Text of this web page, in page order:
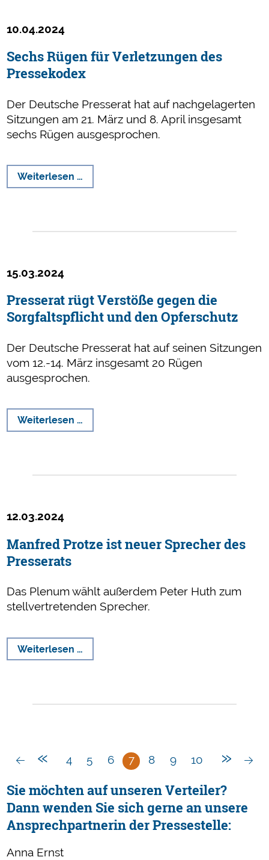
Sorgfaltspflicht
Opferschutz
10.04.2024
Sechs Rügen für Verletzungen des
Pressekodex
Der Deutsche Presserat hat auf nachgelagerten
Sitzungen am 21. März und 8. April insgesamt
sechs Rügen ausgesprochen.
Weiterlesen …
Rügen
des
15.03.2024
Presserat rügt Verstöße gegen die
Sorgfaltspflicht und den Opferschutz
Der Deutsche Presserat hat auf seinen Sitzungen
vom 12.-14. März insgesamt 20 Rügen
ausgesprochen.
Weiterlesen …
rügt
Opferschutz
12.03.2024
Manfred Protze ist neuer Sprecher des
Presserats
Das Plenum wählt außerdem Peter Huth zum
stellvertretenden Sprecher.
Weiterlesen …
Protze
Sprecher
« 4 5 6 7 8 9 10 »
Sie möchten auf unseren Verteiler?
Dann wenden Sie sich gerne an unsere
Ansprechpartnerin der Pressestelle:
Anna Ernst